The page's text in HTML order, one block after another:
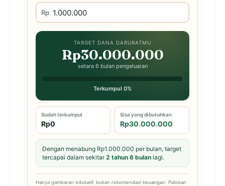
Rp
TARGET DANA DARURATMU
Rp30.000.000
setara 6 bulan pengeluaran
Terkumpul 0%
Sudah terkumpul
Rp0
Sisa yang dibutuhkan
Rp30.000.000
Dengan menabung Rp1.000.000 per bulan, target
tercapai dalam sekitar2 tahun 6 bulan lagi.
Hanya gambaran edukatif, bukan rekomendasi keuangan. Patokan